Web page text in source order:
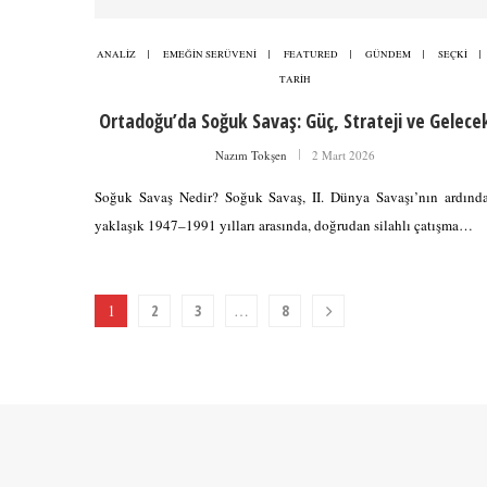
ANALİZ EMEĞİN SERÜVENİ FEATURED GÜNDEM
SEÇKİ
TARİH
Ortadoğu’da Soğuk Savaş: Güç, Strateji ve
Nazım Tokşen 2 Mart 2026
Soğuk Savaş Nedir? Soğuk Savaş, II. Dünya Savaşı’nın
yaklaşık 1947–1991 yılları arasında, doğrudan silahlı çatışma…
1 2 3 … 8